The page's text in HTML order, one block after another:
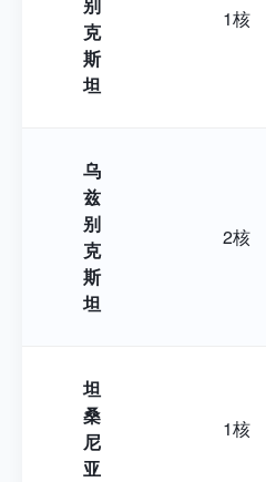
克
斯
坦
1核
乌
兹
别
克
斯
坦
2核
坦
桑
尼
亚
1核